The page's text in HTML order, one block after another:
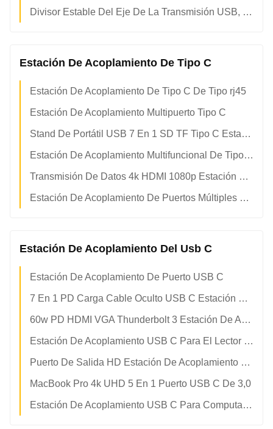
Divisor Estable Del Eje De La Transmisión USB, 1 En 4 Hacia Fuera Eje Delgado Fino Del USB 2,0
Estación De Acoplamiento De Tipo C
Estación De Acoplamiento De Tipo C De Tipo rj45
Estación De Acoplamiento Multipuerto Tipo C
Stand De Portátil USB 7 En 1 SD TF Tipo C Estación De Acoplamiento
Estación De Acoplamiento Multifuncional De Tipo C De Transferencia De Datos 6 En 1
Transmisión De Datos 4k HDMI 1080p Estación De Acoplamiento USB Tipo C
Estación De Acoplamiento De Puertos Múltiples Tipo USB Tipo C
Estación De Acoplamiento Del Usb C
Estación De Acoplamiento De Puerto USB C
7 En 1 PD Carga Cable Oculto USB C Estación De Acoplamiento
60w PD HDMI VGA Thunderbolt 3 Estación De Acoplamiento Monitor Dual
Estación De Acoplamiento USB C Para El Lector De Tarjetas TF HDMI 4k De 5 Gbps
Puerto De Salida HD Estación De Acoplamiento De Macbook USB C Dock 4k 60hz
MacBook Pro 4k UHD 5 En 1 Puerto USB C De 3,0
Estación De Acoplamiento USB C Para Computadoras Portátiles Ultrarápidas Gigabit Ethernet